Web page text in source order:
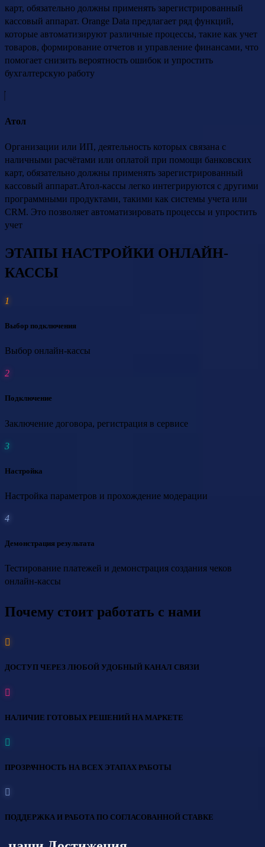
карт, обязательно должны применять зарегистрированный
кассовый аппарат. Orange Data предлагает ряд функций,
которые автоматизируют различные процессы, такие как учет
товаров, формирование отчетов и управление финансами, что
помогает снизить вероятность ошибок и упростить
бухгалтерскую работу
Атол
Организации или ИП, деятельность которых связана с
наличными расчётами или оплатой при помощи банковских
карт, обязательно должны применять зарегистрированный
кассовый аппарат.Атол-кассы легко интегрируются с другими
программными продуктами, такими как системы учета или
CRM. Это позволяет автоматизировать процессы и упростить
учет
ЭТАПЫ НАСТРОЙКИ ОНЛАЙН-
КАССЫ
Выбор подключения
Выбор онлайн-кассы
Подключение
Заключение договора, регистрация в сервисе
Настройка
Настройка параметров и прохождение модерации
Демонстрация результата
Тестирование платежей и демонстрация создания чеков
онлайн-кассы
Почему стоит работать с нами
ДОСТУП ЧЕРЕЗ ЛЮБОЙ УДОБНЫЙ КАНАЛ СВЯЗИ
НАЛИЧИЕ ГОТОВЫХ РЕШЕНИЙ НА МАРКЕТЕ
ПРОЗРАЧНОСТЬ НА ВСЕХ ЭТАПАХ РАБОТЫ
ПОДДЕРЖКА И РАБОТА ПО СОГЛАСОВАННОЙ СТАВКЕ